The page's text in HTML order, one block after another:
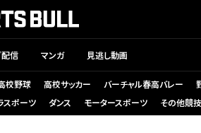
配信 マンガ 見逃し動画
校野球 高校サッカー バーチャル春高バレー
スポーツ ダンス モータースポーツ その他競技